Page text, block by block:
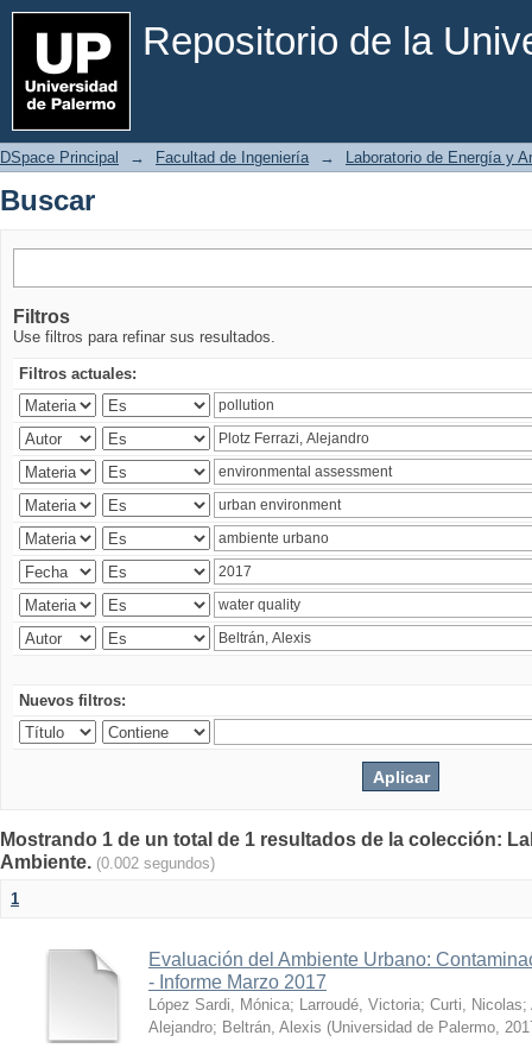
Repositorio de la
Buscar
DSpace Principal → Facultad de Ingeniería → Laboratorio de Energía y
Buscar
Filtros
Use filtros para refinar sus resultados.
Filtros actuales:
Nuevos filtros:
Mostrando 1 de un total de 1 resultados de la colección:
Ambiente. (0.002 segundos)
1
Evaluación del Ambiente Urbano:
- Informe Marzo 2017
López Sardi, Mónica; Larroudé, Victoria; Curti, Nicolas;
Alejandro; Beltrán, Alexis (Universidad de Palermo,